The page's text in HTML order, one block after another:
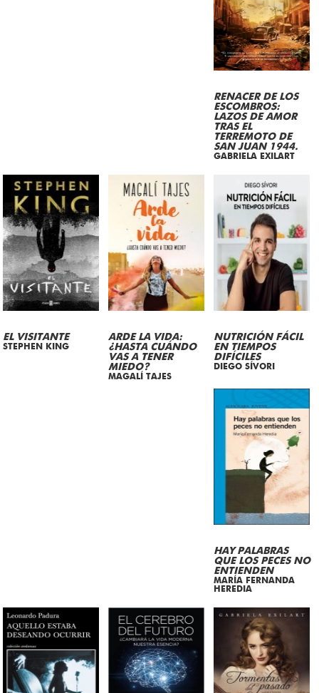
RENACER DE LOS
ESCOMBROS:
LAZOS DE AMOR
TRAS EL
TERREMOTO DE
SAN JUAN 1944.
GABRIELA EXILART
EL VISITANTE
STEPHEN KING
ARDE LA VIDA:
¿HASTA CUÁNDO
VAS A TENER
MIEDO?
MAGALÍ TAJES
NUTRICIÓN FÁCIL
EN TIEMPOS
DIFÍCILES
DIEGO SÍVORI
HAY PALABRAS
QUE LOS PECES NO
ENTIENDEN
MARÍA FERNANDA
HEREDIA